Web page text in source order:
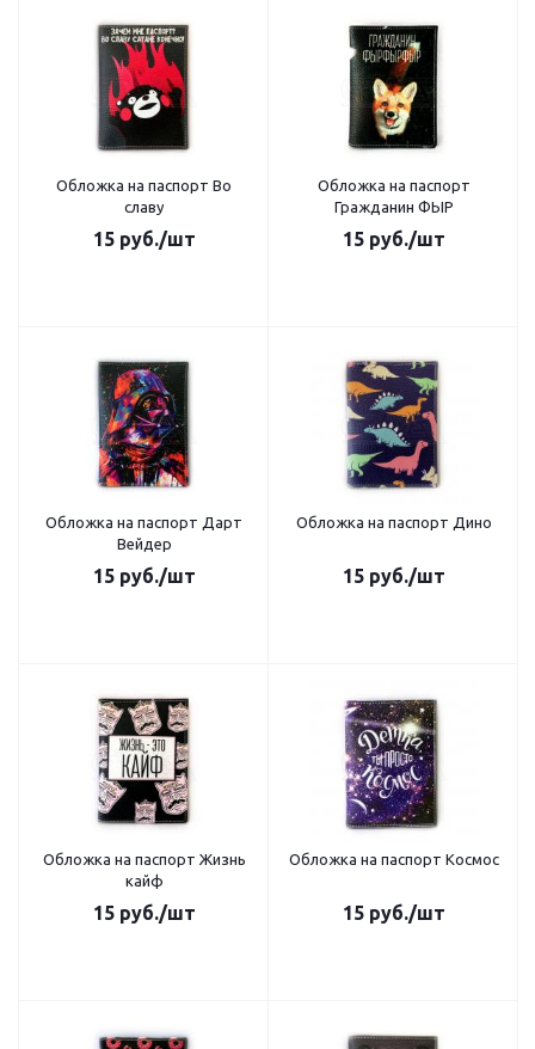
Обложка на паспорт Во
славу
15руб./шт
Обложка на паспорт
Гражданин ФЫР
15руб./шт
Обложка на паспорт Дарт
Вейдер
15руб./шт
Обложка на паспорт Дино
15руб./шт
Обложка на паспорт Жизнь
кайф
15руб./шт
Обложка на паспорт Космос
15руб./шт